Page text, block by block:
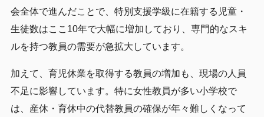
会全体で進んだことで、特別支援学級に在籍する児童・
生徒数はここ10年で大幅に増加しており、専門的なスキ
ルを持つ教員の需要が急拡大しています。
加えて、育児休業を取得する教員の増加も、現場の人員
不足に影響しています。特に女性教員が多い小学校で
は、産休・育休中の代替教員の確保が年々難しくなって